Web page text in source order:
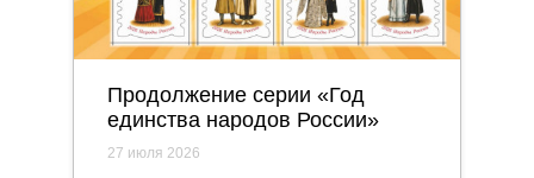
Продолжение серии «Год
единства народов России»
27 июля 2026